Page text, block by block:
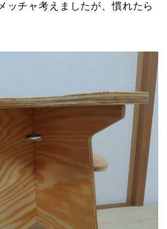
ッチャ考えましたが、慣れたら